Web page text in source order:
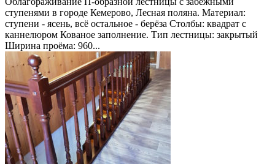
ступенями в городе Кемерово, Лесная поляна. Материал:
ступени - ясень, всё остальное - берёза Столбы: квадрат с
каннелюром Кованое заполнение. Тип лестницы: закрытый
Ширина проёма: 960...